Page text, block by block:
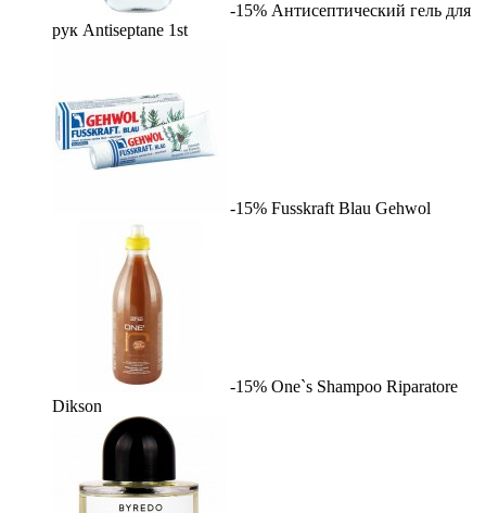
-15% Антисептический гель для
рук Antiseptane 1st
-15% Fusskraft Blau Gehwol
-15% One`s Shampoo Riparatore
Dikson